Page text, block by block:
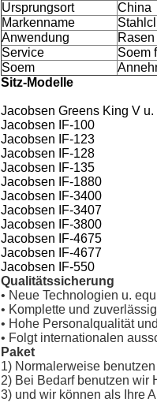
Ursprungsort
China
Markenname
Anwendung
Rasen
Service
Soem
Soem
Sitz-Modelle
Jacobsen Greens King V u.
Jacobsen IF-100
Jacobsen IF-123
Jacobsen IF-128
Jacobsen IF-135
Jacobsen IF-1880
Jacobsen IF-3400
Jacobsen IF-3407
Jacobsen IF-3800
Jacobsen IF-4675
Jacobsen IF-4677
Jacobsen IF-550
Qualitätssicherung
• Neue Technologien u.
• Komplette und
• Hohe Personalqualität
• Folgt internationalen
Paket
1) Normalerweise
2) Bei Bedarf benutzen wir
3) und wir können als Ihre